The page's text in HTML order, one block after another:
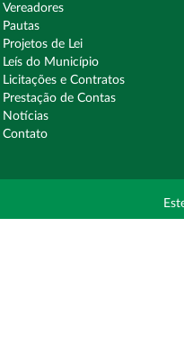
Vereadores
Pautas
Projetos de Lei
Leís do Município
Licitações e Contratos
Prestação de Contas
Notícias
Contato